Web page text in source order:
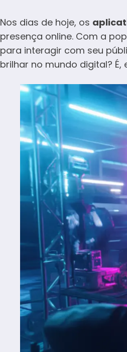
Nos dias de hoje, os
presença online. Com a
para interagir com seu
brilhar no mundo digital?